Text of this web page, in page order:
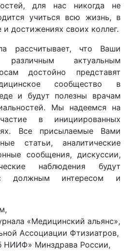
для нас никогда не
учиться всю жизнь, в
достижениях своих коллег.
рассчитывает, что Ваши
актуальным
достойно представят
сообщество в
и будут полезны врачам
Мы надеемся на
в инициированных
Все присылаемые Вами
статьи, аналитические
сообщения, дискуссии,
наблюдения будут
с должным интересом и
«Медицинский альянс»,
Ассоциации Фтизиатров,
Минздрава России,